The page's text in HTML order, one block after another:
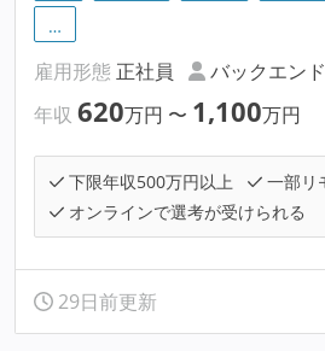
…
雇用形態 正社員 バックエン
年収 620万円 〜 1,100万円
下限年収500万円以上
一部リ
オンラインで選考が受けられる
29日前更新